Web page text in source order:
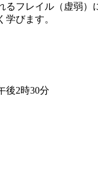
るフレイル（虚弱
びます。
後2時30分